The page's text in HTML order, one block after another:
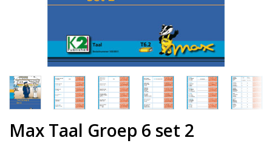
Max Taal Groep 6 set 2